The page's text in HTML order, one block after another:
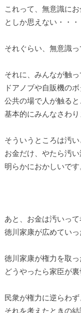
これって、無意識に
としか思えない・・・
それぐらい、無意識っ
それに、みんなが触
ドアノブや自販機の
公共の場で人が触ると
基本的にみんなさわり
そういうところは汚い
お金だけ、やたら汚
明らかにおかしいです
あと、お金は汚いっ
徳川家康が広めていっ
徳川家康が権力を取っ
どうやったら家臣が裏
民衆が権力に逆らわ
それを考えたときの結